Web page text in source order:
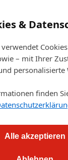
&
– mit Ihrer
personalisierte
finden
Alle akzeptieren
/Gastro &
für